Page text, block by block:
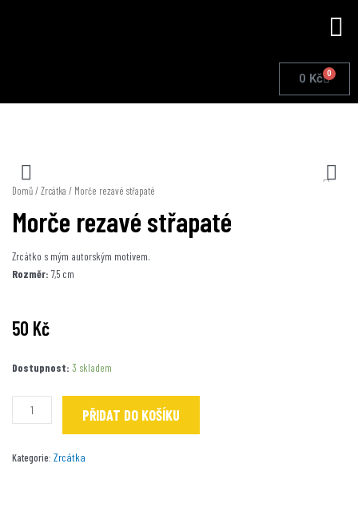
0 Kč 0Cart
Domů/Zrcátka / Morče rezavé střapaté
Morče rezavé střapaté
Zrcátko s mým autorským motivem.
Rozměr: 7,5 cm
50 Kč
Dostupnost: 3 skladem
Morče
množství
PŘIDAT DO KOŠÍKU
Kategorie: Zrcátka